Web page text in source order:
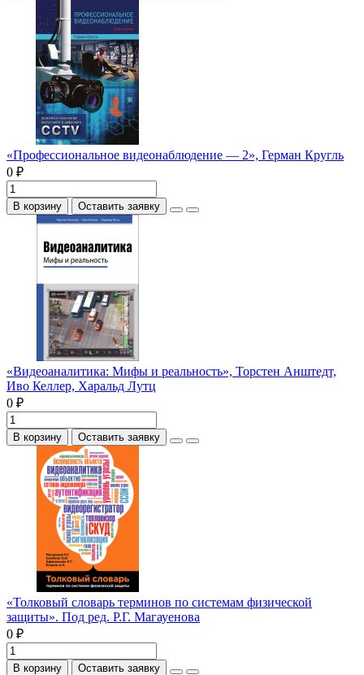
«Профессиональное видеонаблюдение — 2», Герман Кругль
0 ₽
В корзину Оставить заявку
«Видеоаналитика: Мифы и реальность», Торстен Анштедт,
Иво Келлер, Харальд Лутц
0 ₽
В корзину Оставить заявку
«Толковый словарь терминов по системам физической
защиты». Под ред. Р.Г. Магауенова
0 ₽
В корзину Оставить заявку